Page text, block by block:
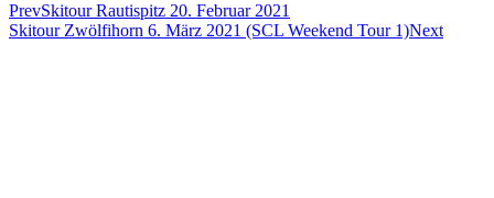
PrevSkitour Rautispitz 20. Februar 2021
Skitour Zwölfihorn 6. März 2021 (SCL Weekend Tour 1)Next